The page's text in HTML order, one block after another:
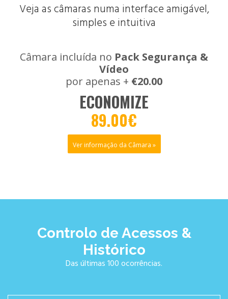
Veja as câmaras numa interface amigável,
simples e intuitiva
Câmara incluída no Pack Segurança &
Vídeo
por apenas + €20.00
ECONOMIZE
89.00€
Ver informação da Câmara »
Controlo de Acessos &
Histórico
Das últimas 100 ocorrências.